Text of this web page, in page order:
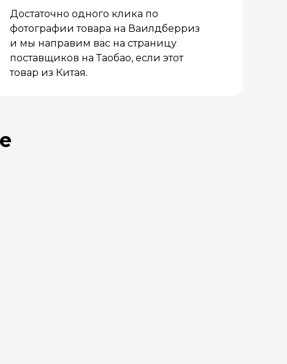
Достаточно одного клика по
фотографии товара на Ваилдберриз
и мы направим вас на страницу
поставщиков на Таобао, если этот
товар из Китая.